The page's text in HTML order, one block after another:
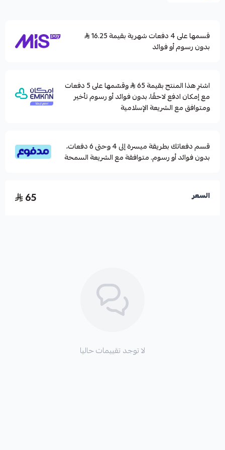
قسمها على 4 دفعات شهرية بقيمة 16.25
بدون رسوم أو فوائد
اشترِ هذا المنتج بقيمة 65
وقسّمها على 5 دفعات
مع إمكان ادفع لاحقًا، بدون فوائد أو رسوم تأخير
ومتوافق مع الشريعة الإسلامية
قسم دفعاتك بطريقة ميسرة إلى 4 وحتى 6 دفعات،
بدون فوائد أو رسوم. متوافقة مع الشريعة السمحة
السعر 65
لا توجد تقييمات حاليا